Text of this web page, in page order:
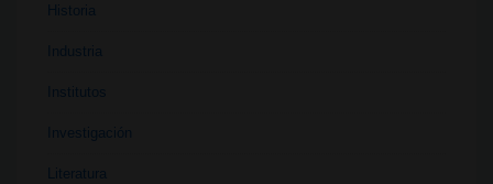
Historia
Industria
Institutos
Investigación
Literatura